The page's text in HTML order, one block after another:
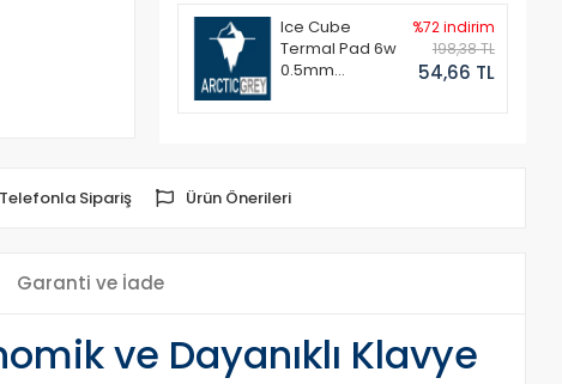
Ice Cube
Termal Pad 6w
0.5mm
%72 indirim
198,38 TL
54,66 TL
Telefonla Sipariş Ürün Önerileri
Garanti ve İade
ve Dayanıklı Klavye